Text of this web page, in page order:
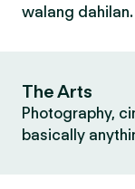
walang dahilan.
The Arts
Photography,
basically